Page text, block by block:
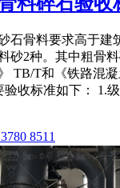
石骨料要求高于建
砂2种。其中粗骨
TB/T和《铁路混
收标准如下： 1.
8511